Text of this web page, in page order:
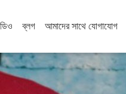
ব্লগ আমাদের সাথে যোগাযোগ